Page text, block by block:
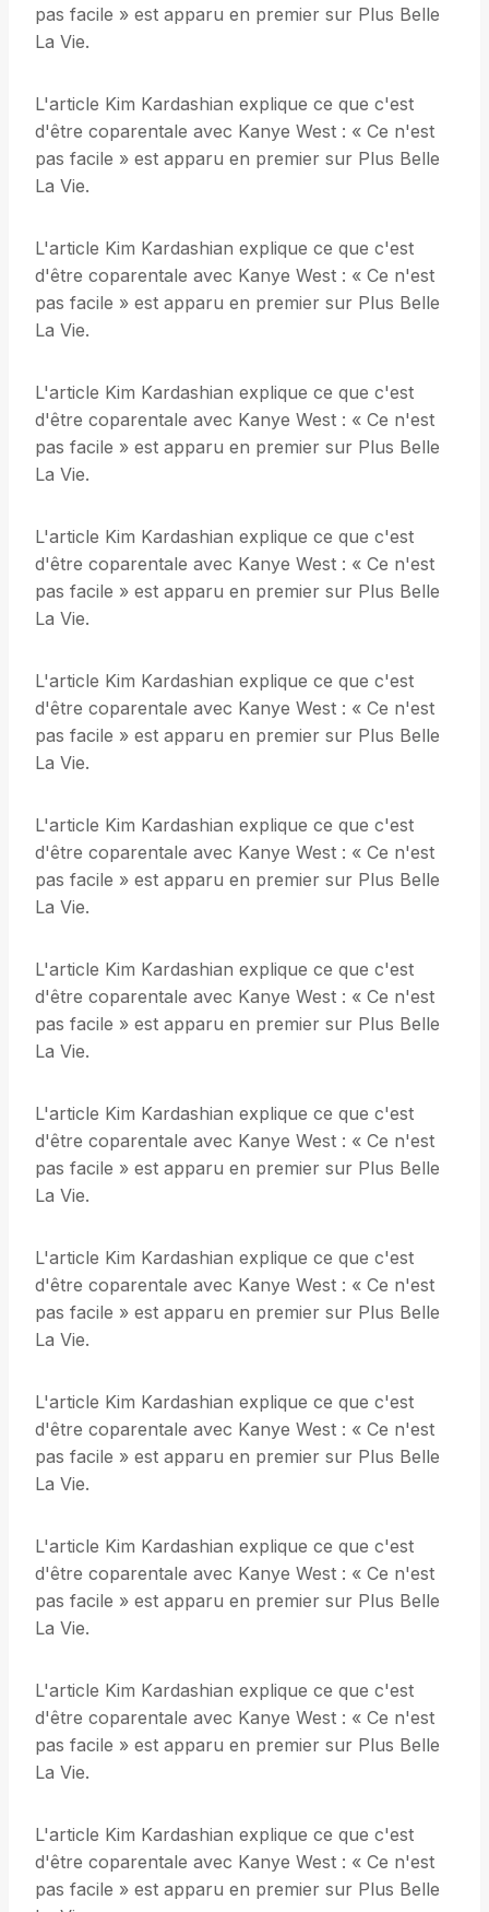
pas facile » est apparu en premier sur Plus Belle
La Vie.
L'article Kim Kardashian explique ce que c'est
d'être coparentale avec Kanye West : « Ce n'est
pas facile » est apparu en premier sur Plus Belle
La Vie.
L'article Kim Kardashian explique ce que c'est
d'être coparentale avec Kanye West : « Ce n'est
pas facile » est apparu en premier sur Plus Belle
La Vie.
L'article Kim Kardashian explique ce que c'est
d'être coparentale avec Kanye West : « Ce n'est
pas facile » est apparu en premier sur Plus Belle
La Vie.
L'article Kim Kardashian explique ce que c'est
d'être coparentale avec Kanye West : « Ce n'est
pas facile » est apparu en premier sur Plus Belle
La Vie.
L'article Kim Kardashian explique ce que c'est
d'être coparentale avec Kanye West : « Ce n'est
pas facile » est apparu en premier sur Plus Belle
La Vie.
L'article Kim Kardashian explique ce que c'est
d'être coparentale avec Kanye West : « Ce n'est
pas facile » est apparu en premier sur Plus Belle
La Vie.
L'article Kim Kardashian explique ce que c'est
d'être coparentale avec Kanye West : « Ce n'est
pas facile » est apparu en premier sur Plus Belle
La Vie.
L'article Kim Kardashian explique ce que c'est
d'être coparentale avec Kanye West : « Ce n'est
pas facile » est apparu en premier sur Plus Belle
La Vie.
L'article Kim Kardashian explique ce que c'est
d'être coparentale avec Kanye West : « Ce n'est
pas facile » est apparu en premier sur Plus Belle
La Vie.
L'article Kim Kardashian explique ce que c'est
d'être coparentale avec Kanye West : « Ce n'est
pas facile » est apparu en premier sur Plus Belle
La Vie.
L'article Kim Kardashian explique ce que c'est
d'être coparentale avec Kanye West : « Ce n'est
pas facile » est apparu en premier sur Plus Belle
La Vie.
L'article Kim Kardashian explique ce que c'est
d'être coparentale avec Kanye West : « Ce n'est
pas facile » est apparu en premier sur Plus Belle
La Vie.
L'article Kim Kardashian explique ce que c'est
d'être coparentale avec Kanye West : « Ce n'est
pas facile » est apparu en premier sur Plus Belle